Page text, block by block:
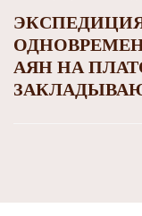
АЯН НА